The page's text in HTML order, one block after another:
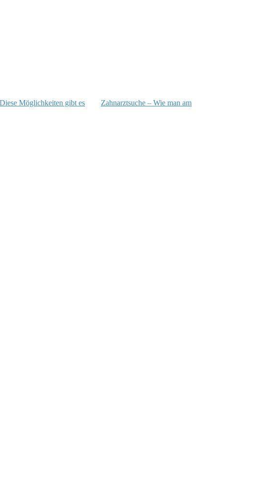
Möglichkeiten gibt es
Zahnarztsuche – Wie man am